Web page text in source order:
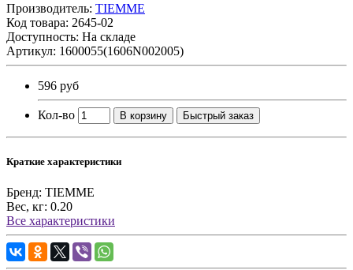
Производитель: TIEMME
Код товара: 2645-02
Доступность: На складе
Артикул: 1600055(1606N002005)
596 руб
Кол-во В корзину Быстрый заказ
Краткие характеристики
Бренд: TIEMME
Вес, кг: 0.20
Все характеристики